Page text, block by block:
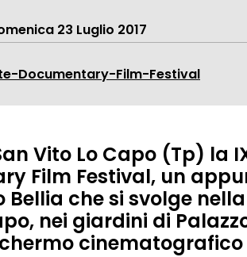
23 Luglio 2017
Documentary-Film-Festival
Vito Lo Capo (Tp) la
Film Festival, un
Bellia che si svolge
, nei giardini di